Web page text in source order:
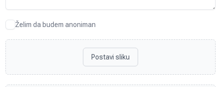
Želim da budem anoniman
Postavi sliku